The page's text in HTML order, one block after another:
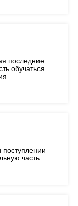
последние
обучаться
поступлении
часть